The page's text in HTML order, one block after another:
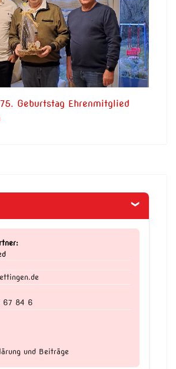
Geburtstag Ehrenmitglied
67 84 6
und Beiträge